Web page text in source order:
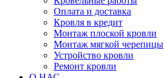
Оплата и доставка
Кровля в кредит
Монтаж плоской кровли
Монтаж мягкой черепицы
Устройство кровли
Ремонт кровли